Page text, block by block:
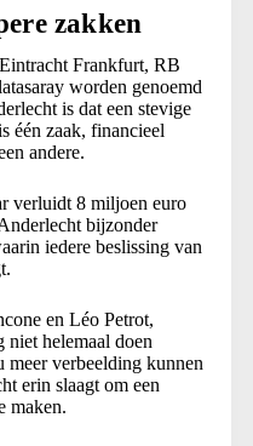
zakken
Frankfurt, RB
worden genoemd
is dat een stevige
één zaak, financieel
andere.
verluidt 8 miljoen euro
bijzonder
iedere beslissing van
en Léo Petrot,
niet helemaal doen
meer verbeelding kunnen
erin slaagt om een
maken.